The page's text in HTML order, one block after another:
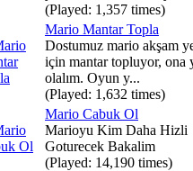
(Played: 1,357 times)
Mario Mantar Topla
Dostumuz mario akşam
için mantar topluyor, ona
olalım. Oyun y...
(Played: 1,632 times)
Mario Cabuk Ol
Marioyu Kim Daha Hizli
Goturecek Bakalim
(Played: 14,190 times)